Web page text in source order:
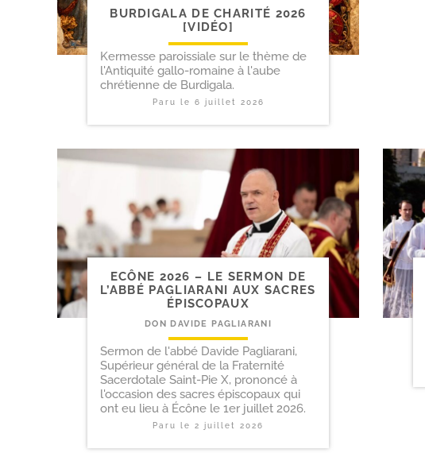
BURDIGALA DE CHARITÉ 2026
[VIDÉO]
Kermesse paroissiale sur le thème de
l'Antiquité gallo-romaine à l'aube
chrétienne de Burdigala.
Paru le 6 juillet 2026
ECÔNE 2026 – LE SERMON DE
L’ABBÉ PAGLIARANI AUX SACRES
ÉPISCOPAUX
DON DAVIDE PAGLIARANI
Sermon de l'abbé Davide Pagliarani,
Supérieur général de la Fraternité
Sacerdotale Saint-Pie X, prononcé à
l'occasion des sacres épiscopaux qui
ont eu lieu à Écône le 1er juillet 2026.
Paru le 2 juillet 2026